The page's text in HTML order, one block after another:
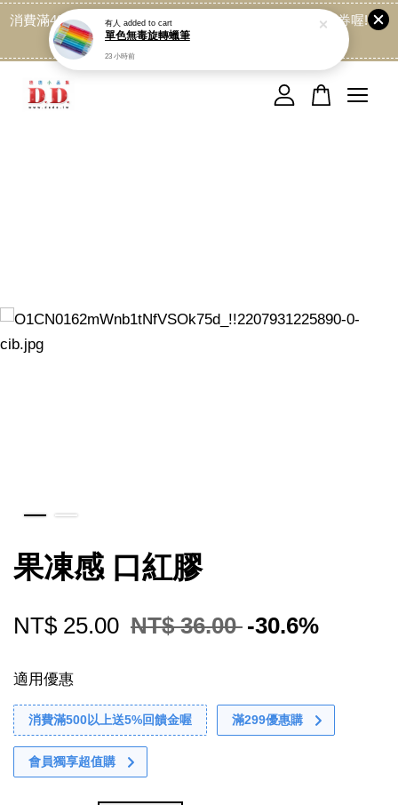
消費滿499免運喔, 記得加LINE:@dede168 領取專屬折扣券喔!
點我
果凍感 口紅膠
NT$ 25.00 NT$ 36.00 -30.6%
適用優惠
消費滿500以上送5%回饋金喔 滿299優惠購
會員獨享超值購
您的購物車目前還是空的。